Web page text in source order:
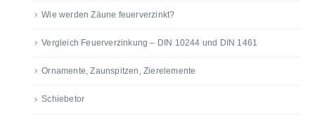
Wie werden Zäune feuerverzinkt?
Vergleich Feuerverzinkung – DIN 10244 und DIN 1461
Ornamente, Zaunspitzen, Zierelemente
Schiebetor